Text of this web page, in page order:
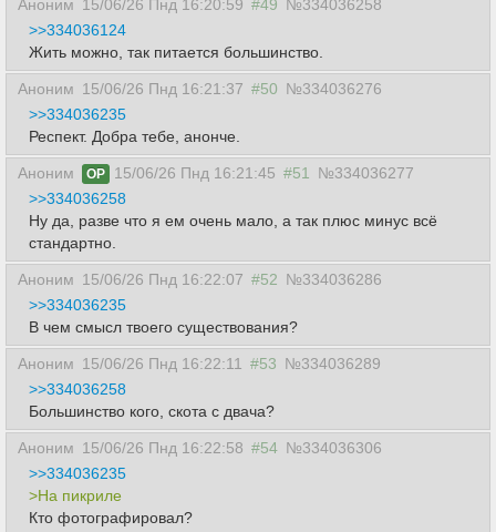
Аноним 15/06/26 Пнд 16:20:59 #49 №334036258
>>334036124
Жить можно, так питается большинство.
Аноним 15/06/26 Пнд 16:21:37 #50 №334036276
>>334036235
Респект. Добра тебе, анонче.
Аноним OP 15/06/26 Пнд 16:21:45 #51
№334036277
>>334036258
Ну да, разве что я ем очень мало, а так плюс минус всё
стандартно.
Аноним 15/06/26 Пнд 16:22:07 #52 №334036286
>>334036235
В чем смысл твоего существования?
Аноним 15/06/26 Пнд 16:22:11 #53 №334036289
>>334036258
Большинство кого, скота с двача?
Аноним 15/06/26 Пнд 16:22:58 #54 №334036306
>>334036235
>На пикриле
Кто фотографировал?